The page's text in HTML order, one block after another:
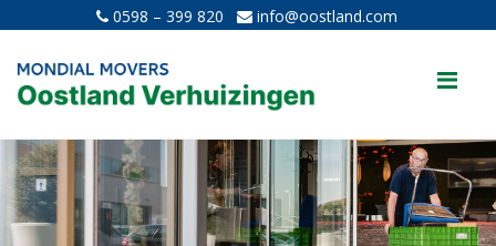
0598 – 399 820 info@oostland.com